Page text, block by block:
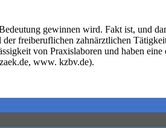
gewinnen wird. Fakt ist, und
freiberuflichen zahnärztlichen
von Praxislaboren und haben
www. kzbv.de).